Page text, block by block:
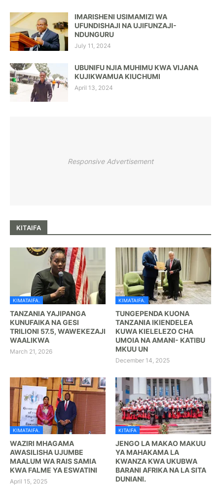
IMARISHENI USIMAMIZI WA
UFUNDISHAJI NA UJIFUNZAJI-
NDUNGURU
July 11, 2024
UBUNIFU NJIA MUHIMU KWA VIJANA
KUJIKWAMUA KIUCHUMI
April 13, 2024
Responsive Advertisement
KITAIFA
KIMATAIFA.
TANZANIA YAJIPANGA
KUNUFAIKA NA GESI
TRILIONI 57.5, WAWEKEZAJI
WAALIKWA
March 21, 2026
KIMATAIFA.
TUNGEPENDA KUONA
TANZANIA IKIENDELEA
KUWA KIELELEZO CHA
UMOIA NA AMANI- KATIBU
MKUU UN
December 14, 2025
KIMATAIFA.
WAZIRI MHAGAMA
AWASILISHA UJUMBE
MAALUM WA RAIS SAMIA
KWA FALME YA ESWATINI
April 15, 2025
KITAIFA
JENGO LA MAKAO MAKUU
YA MAHAKAMA LA
KWANZA KWA UKUBWA
BARANI AFRIKA NA LA SITA
DUNIANI.